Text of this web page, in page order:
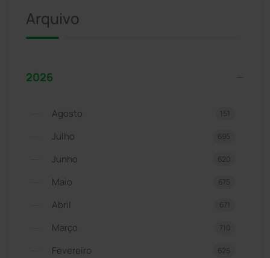
Arquivo
2026
Agosto 151
Julho 695
Junho 620
Maio 675
Abril 671
Março 710
Fevereiro 625